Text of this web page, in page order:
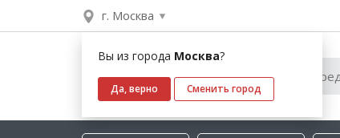
г. Москва
Вы из города Москва?
Да, верно Сменить город